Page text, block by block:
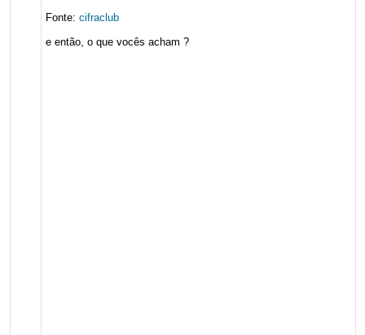
Fonte: cifraclub
e então, o que vocês acham ?